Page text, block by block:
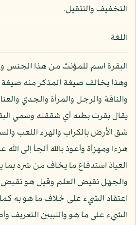
التخفيف والتثقيل.
اللغة
البقرة اسم للمؤنث من هذا الجنس
وهذا يخالف صيغة المذكر منه صيغة
والناقة والرجل والمرأة والجدي
يقال بقرت بطنه أي شققته وسمي
شق الأرض بالكراب والهزء اللعب
هزءا ومهزأة وأعوذ بالله ألجأ إلى
العياذ استدفاع ما يخاف من شره
والجهل نقيض العلم وقيل هو نقيض
اعتقاد الشيء على خلاف ما هو به كما
الشيء على ما هو والتبيين التعريف